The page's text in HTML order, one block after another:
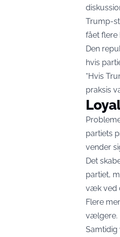
Trump-
fået flere
Den
hvis
“Hvis
praksis
partiets
vender
Det
partiet,
væk ved
Flere
vælgere.
Samtidig